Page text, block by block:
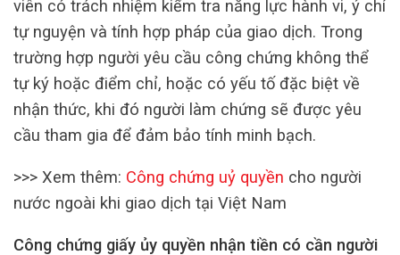
viên có trách nhiệm kiểm tra năng lực hành vi, ý chí
tự nguyện và tính hợp pháp của giao dịch. Trong
trường hợp người yêu cầu công chứng không thể
tự ký hoặc điểm chỉ, hoặc có yếu tố đặc biệt về
nhận thức, khi đó người làm chứng sẽ được yêu
cầu tham gia để đảm bảo tính minh bạch.
>>> Xem thêm: Công chứng uỷ quyền cho người
nước ngoài khi giao dịch tại Việt Nam
Công chứng giấy ủy quyền nhận tiền có cần người